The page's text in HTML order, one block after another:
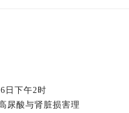
日下午2时
尿酸与肾脏损害理